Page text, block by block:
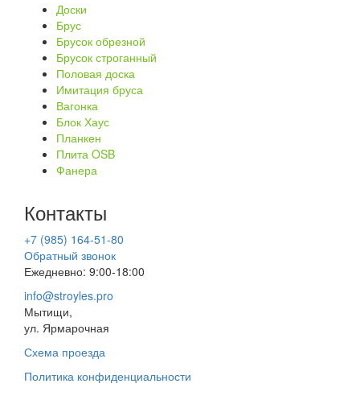
Доски
Брус
Брусок обрезной
Брусок строганный
Половая доска
Имитация бруса
Вагонка
Блок Хаус
Планкен
Плита OSB
Фанера
Контакты
+7 (985) 164-51-80
Обратный звонок
Ежедневно: 9:00-18:00
info@stroyles.pro
Мытищи,
ул. Ярмарочная
Схема проезда
Политика конфиденциальности